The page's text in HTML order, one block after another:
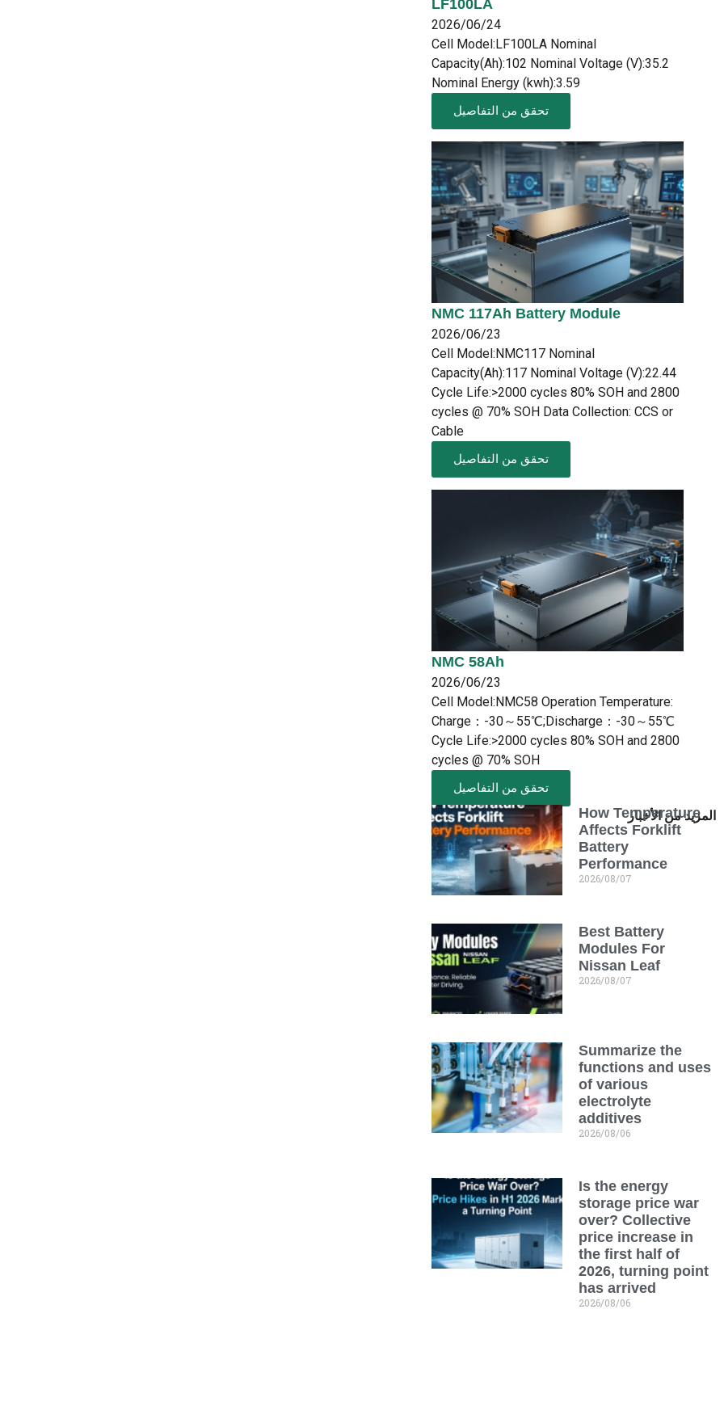
LF100LA
2026/06/24
Cell Model:LF100LA Nominal
Capacity(Ah):102 Nominal Voltage (V):35.2
Nominal Energy (kwh):3.59
تحقق من التفاصيل
NMC 117Ah Battery Module
2026/06/23
Cell Model:NMC117 Nominal
Capacity(Ah):117 Nominal Voltage (V):22.44
Cycle Life:>2000 cycles 80% SOH and 2800
cycles @ 70% SOH Data Collection: CCS or
Cable
تحقق من التفاصيل
NMC 58Ah
2026/06/23
Cell Model:NMC58 Operation Temperature:
Charge：-30～55℃;Discharge：-30～55℃
Cycle Life:>2000 cycles 80% SOH and 2800
cycles @ 70% SOH
تحقق من التفاصيل
المزيد من الأخبار
How Temperature
Affects Forklift
Battery
Performance
2026/08/07
Best Battery
Modules For
Nissan Leaf
2026/08/07
Summarize the
functions and uses
of various
electrolyte
additives
2026/08/06
Is the energy
storage price war
over? Collective
price increase in
the first half of
2026, turning point
has arrived
2026/08/06